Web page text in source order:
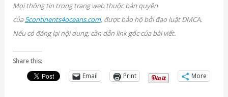
Mọi thông tin trong trang web thuộc bản quyền
của5continents4oceans.com, được bảo hộ bởi đạo luật DMCA.
Nếu có đăng lại nội dung, cần dẫn link gốc của bài viết.
Share this:
Email
Print More